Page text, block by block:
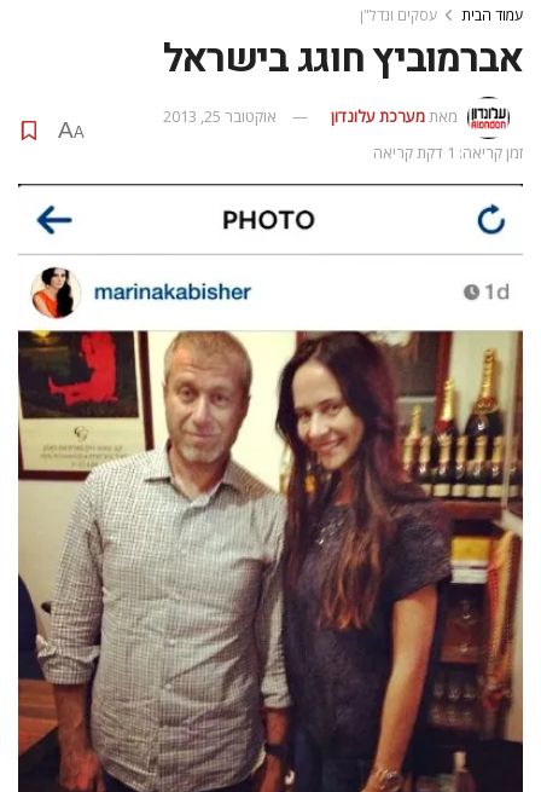
עמוד הבית עסקים ונדל"ן
אברמוביץ חוגג בישראל
מאתמערכת עלונדון
אוקטובר 25, 2013
זמן קריאה: 1 דקת קריאה
A
A